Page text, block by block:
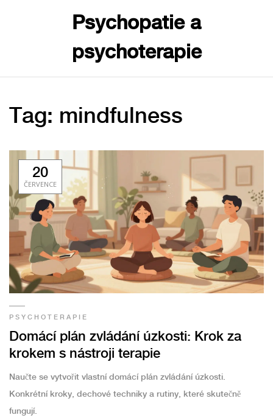
Psychopatie a
psychoterapie
Tag: mindfulness
20
ČERVENCE
PSYCHOTERAPIE
Domácí plán zvládání úzkosti: Krok za
krokem s nástroji terapie
Naučte se vytvořit vlastní domácí plán zvládání úzkosti.
Konkrétní kroky, dechové techniky a rutiny, které skutečně
fungují.